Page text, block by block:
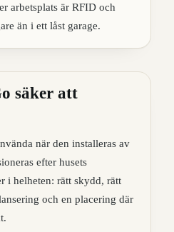
arbetsplats är RFID och
än i ett låst garage.
säker att
när den installeras av
efter husets
i helheten: rätt skydd, rätt
och en placering där